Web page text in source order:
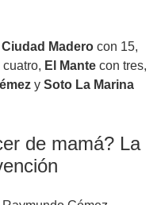
Ciudad Madero con 15,
cuatro, El Mante con tres,
y Soto La Marina
de mamá? La